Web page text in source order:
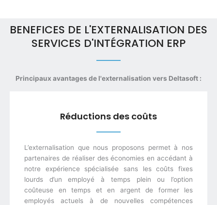
BENEFICES DE L'EXTERNALISATION DES
SERVICES D'INTÉGRATION ERP
Principaux avantages de l'externalisation vers Deltasoft :
Réductions des coûts
L’externalisation que nous proposons permet à nos
partenaires de réaliser des économies en accédant à
notre expérience spécialisée sans les coûts fixes
lourds d’un employé à temps plein ou l’option
coûteuse en temps et en argent de former les
employés actuels à de nouvelles compétences